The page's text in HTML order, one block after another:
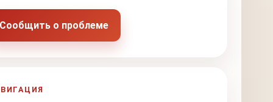
Сообщить о проблеме